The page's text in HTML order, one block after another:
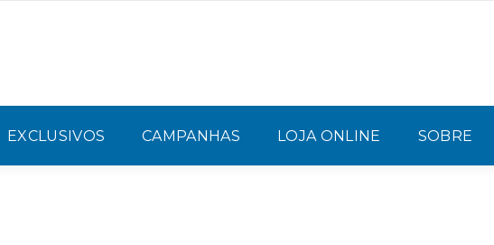
EXCLUSIVOS CAMPANHAS LOJA ONLINE SOBRE